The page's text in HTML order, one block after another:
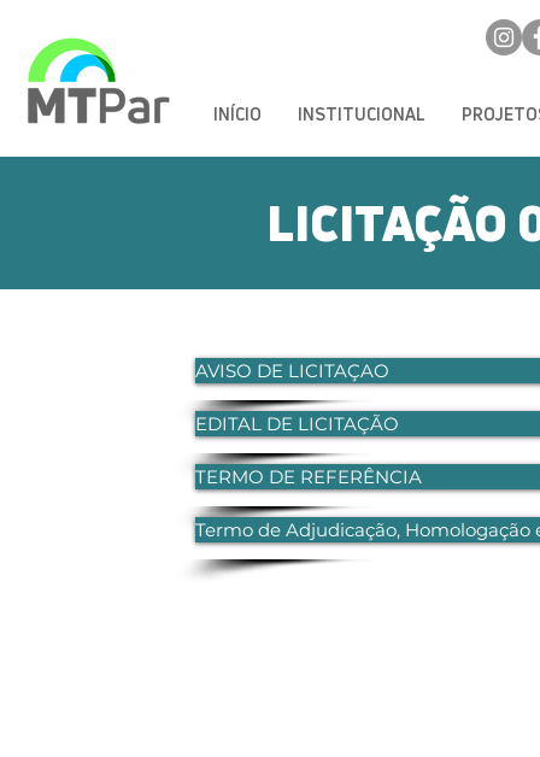
INÍCIO INSTITUCIONAL
AVISO DE LICITAÇAO
EDITAL DE LICITAÇÃO
TERMO DE REFERÊNCIA
Termo de Adjudicação, Homologação
LICITAÇÃO